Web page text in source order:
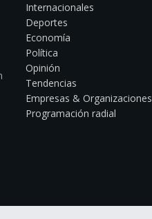
Internacionales
Deportes
Economía
Política
Opinión
Tendencias
Empresas & Organizaciones
Programación radial